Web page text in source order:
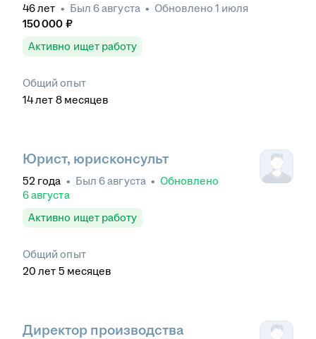
46лет • Был 6 августа • Обновлено 1 июля
150 000 ₽
Активно ищет работу
Общий опыт
14лет 8 месяцев
Юрист, юрисконсульт
52 года • Был 6 августа • Обновлено
6 августа
Активно ищет работу
Общий опыт
20 лет 5 месяцев
Директор производства